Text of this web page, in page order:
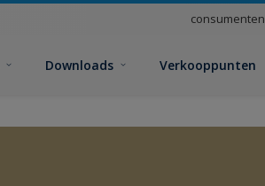
consumenten
Downloads Verkooppunten